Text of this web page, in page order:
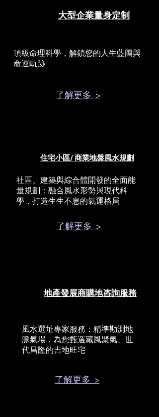
大型企業量身定制
頂級命理科學，解鎖您的人生藍圖與
命運軌跡
了解更多 >
住宅小區/ 商業地盤風水規劃
社區、建築與綜合體開發的全面能
量規劃：融合風水形勢與現代科
學，打造生生不息的氣運格局
了解更多 >
地產發展商購地咨詢服務
風水選址專家服務：精準勘測地
脈氣場，為您甄選藏風聚氣、世
代昌隆的吉地旺宅
了解更多 >